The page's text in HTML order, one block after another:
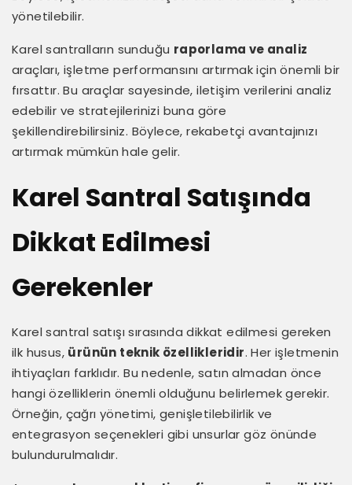
yönetilebilir.
Karel santralların sunduğu raporlama ve analiz
araçları, işletme performansını artırmak için önemli bir
fırsattır. Bu araçlar sayesinde, iletişim verilerini analiz
edebilir ve stratejilerinizi buna göre
şekillendirebilirsiniz. Böylece, rekabetçi avantajınızı
artırmak mümkün hale gelir.
Karel Santral Satışında
Dikkat Edilmesi
Gerekenler
Karel santral satışı sırasında dikkat edilmesi gereken
ilk husus, ürünün teknik özellikleridir. Her işletmenin
ihtiyaçları farklıdır. Bu nedenle, satın almadan önce
hangi özelliklerin önemli olduğunu belirlemek gerekir.
Örneğin, çağrı yönetimi, genişletilebilirlik ve
entegrasyon seçenekleri gibi unsurlar göz önünde
bulundurulmalıdır.